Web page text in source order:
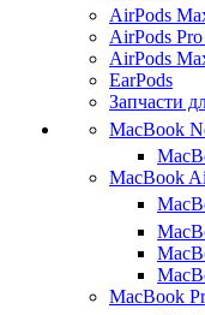
AirPods
AirPods Pro
AirPods
EarPods
Запчасти
MacBook
MacBook
MacBook